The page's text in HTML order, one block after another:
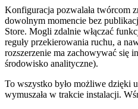
Konfiguracja pozwalała twórcom
dowolnym momencie bez
Store. Mogli zdalnie włączać
reguły przekierowania ruchu, a
rozszerzenie ma zachowywać się
środowisko analityczne).
To wszystko było możliwe dzięki
wymuszała w trakcie instalacji.